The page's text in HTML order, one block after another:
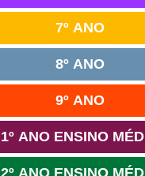
7º ANO
8º ANO
9º ANO
1º ANO ENSINO
2º ANO ENSINO